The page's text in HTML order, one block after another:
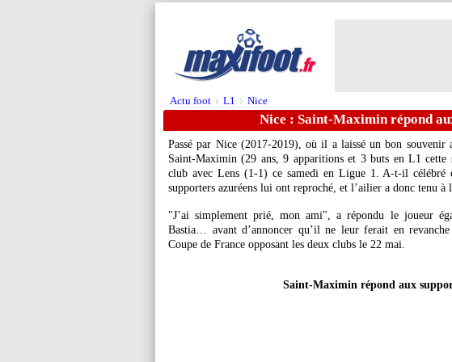
Actu foot > L1 > Nice
Nice : Saint-Maximin répond
Passé par Nice (2017-2019), où il a laissé un bon souvenir
Saint-Maximin (29 ans, 9 apparitions et 3 buts en L1 cette
club avec Lens (1-1) ce samedi en Ligue 1. A-t-il célébré
supporters azuréens lui ont reproché, et l’ailier a donc tenu à
"J’ai simplement prié, mon ami", a répondu le joueur
Bastia… avant d’annoncer qu’il ne leur ferait en
Coupe de France opposant les deux clubs le 22 mai.
Saint-Maximin répond aux